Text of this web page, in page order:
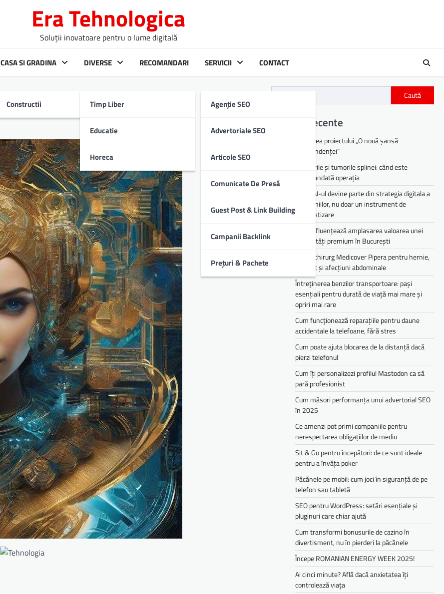
Era Tehnologica
Soluții inovatoare pentru o lume digitală
CASA SI GRADINA
Constructii
DIVERSE
Timp Liber
Educatie
Horeca
RECOMANDARI SERVICII
Agenție SEO
Advertoriale SEO
Articole SEO
Comunicate De Presă
Guest Post & Link Building
Campanii Backlink
Prețuri & Pachete
CONTACT
Caută
Articole recente
Lansarea proiectului „O nouă șansă
independenței”
Chisturile și tumorile splinei: când este
recomandată operația
De ce AI-ul devine parte din strategia digitala a
companiilor, nu doar un instrument de
automatizare
Cum influențează amplasarea valoarea unei
proprietăți premium în București
Medic chirurg Medicover Pipera pentru hernie,
colecist și afecțiuni abdominale
Întreținerea benzilor transportoare: pași
esențiali pentru durată de viață mai mare și
opriri mai rare
Cum funcționează reparațiile pentru daune
accidentale la telefoane, fără stres
Cum poate ajuta blocarea de la distanță dacă
pierzi telefonul
Cum îți personalizezi profilul Mastodon ca să
pară profesionist
Cum măsori performanța unui advertorial SEO
în 2025
Ce amenzi pot primi companiile pentru
nerespectarea obligațiilor de mediu­­
Sit & Go pentru începători: de ce sunt ideale
pentru a învăța poker
Păcănele pe mobil: cum joci în siguranță de pe
telefon sau tabletă
SEO pentru WordPress: setări esențiale și
pluginuri care chiar ajută
Cum transformi bonusurile de cazino în
divertisment, nu în pierderi la păcănele
Începe ROMANIAN ENERGY WEEK 2025!
Ai cinci minute? Află dacă anxietatea îți
controlează viața